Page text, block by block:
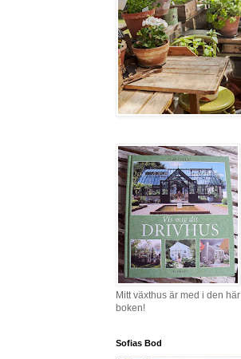
Mitt växthus är med i den här
boken!
Sofias Bod